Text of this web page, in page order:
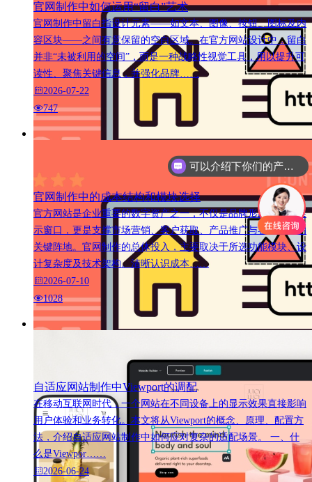
官网制作中如何运用“留白”艺术
官网制作中留白指设计元素——如文本、图像、按钮、图标及内
容区块——之间有意保留的空白区域。在官方网站设计中，留白
并非“未被利用的空间”，而是一种战略性视觉工具，用以提升可
读性、聚焦关键信息，并强化品牌……
2026-07-22
747
官网制作中的成本结构和模块选择
官方网站是企业重要的数字资产之一，不仅是品牌形象的线上展
示窗口，更是支撑市场营销、客户获取、产品推广与客户服务的
关键阵地。官网制作的总体投入，主要取决于所选功能模块、设
计复杂度及技术架构。清晰认识成本……
2026-07-10
1028
自适应网站制作中Viewport的调配
在移动互联网时代，一个网站在不同设备上的显示效果直接影响
用户体验和业务转化。本文将从Viewport的概念、原理、配置方
法，介绍自适应网站制作中如何应对复杂的适配场景。 一、什
么是Viewpor……
2026-06-24
可以介绍下你们的产品么